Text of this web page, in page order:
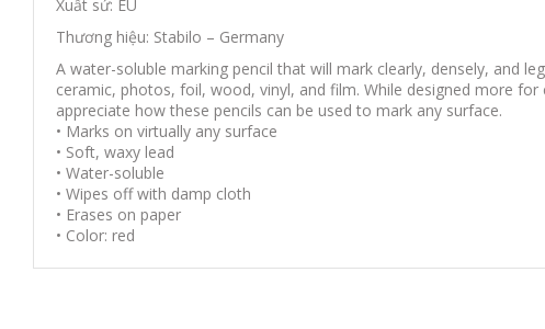
Xuất sứ: EU
Thương hiệu: Stabilo – Germany
A water-soluble marking pencil that will mark clearly, densely, and
ceramic, photos, foil, wood, vinyl, and film. While designed more
appreciate how these pencils can be used to mark any surface.
• Marks on virtually any surface
• Soft, waxy lead
• Water-soluble
• Wipes off with damp cloth
• Erases on paper
• Color: red